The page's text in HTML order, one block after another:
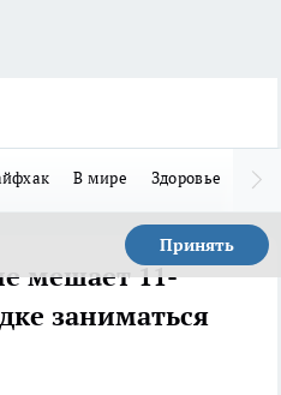
В мире Здоровье
Принять
мешает 11-
заниматься